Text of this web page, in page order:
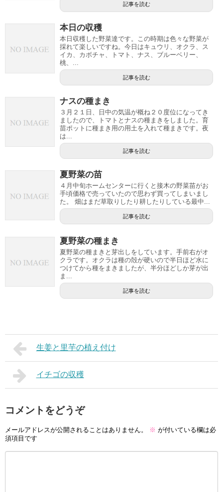
記事を読む
本日の収穫
本日収穫した野菜達です。この時期は色々な野菜が
採れて楽しいですね。今日はキュウリ、オクラ、ス
イカ、カボチャ、トマト、ナス、ブルーベリー、
桃、...
記事を読む
ナスの種まき
３月２１日、日中の気温が概ね２０度位になってき
ましたので、トマトとナスの種まきをしました。育
苗ポットに種まき用の用土を入れて種まきです。夜
は...
記事を読む
夏野菜の苗
４月中旬ホームセンターに行くと接木の野菜苗がお
手頃価格で売っていたので思わず買ってしまいまし
た。 畑はまだ草取りしたり耕したりしている最中...
記事を読む
夏野菜の種まき
夏野菜の種まきと芽出しをしています。手前右がオ
クラです。オクラは種の殻が硬いので半日ほど水に
つけてから種をまきましたが、半分ほどしか芽が出
ま...
記事を読む
生姜と里芋の植え付け
イチゴの収穫
コメントをどうぞ
メールアドレスが公開されることはありません。 ※ が付いている欄は必
須項目です